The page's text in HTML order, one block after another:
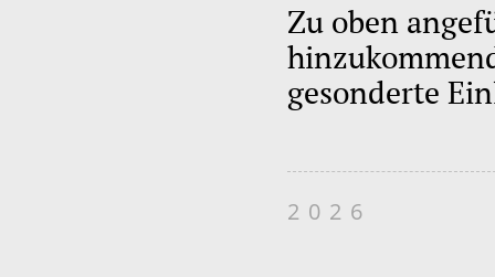
Zu oben
gesonderte
2026